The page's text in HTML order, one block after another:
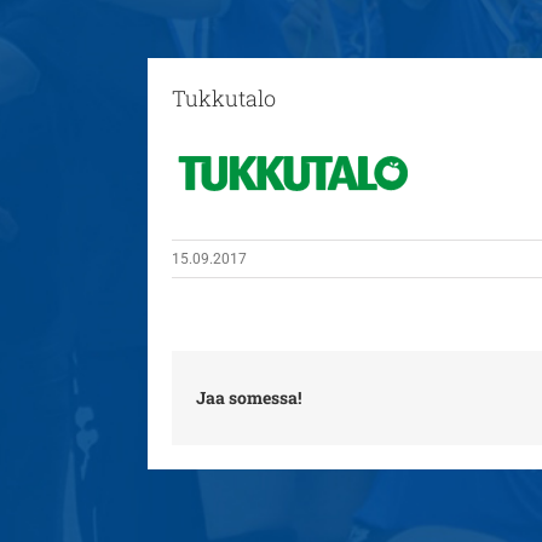
Tukkutalo
15.09.2017
Jaa somessa!